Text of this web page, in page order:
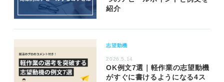
紹介
志望動機
2026.5.14
OK例文7選｜軽作業の志望動機
がすぐに書けるようになる4ス